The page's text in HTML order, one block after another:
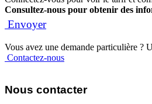
Consultez-nous pour obtenir des
Envoyer
Vous avez une demande particulière ?
Contactez-nous
Nous contacter